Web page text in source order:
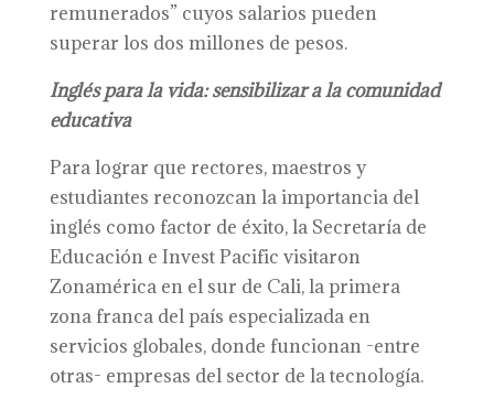
remunerados” cuyos salarios pueden
superar los dos millones de pesos.
Inglés para la vida: sensibilizar a la comunidad
educativa
Para lograr que rectores, maestros y
estudiantes reconozcan la importancia del
inglés como factor de éxito, la Secretaría de
Educación e Invest Pacific visitaron
Zonamérica en el sur de Cali, la primera
zona franca del país especializada en
servicios globales, donde funcionan -entre
otras- empresas del sector de la tecnología.